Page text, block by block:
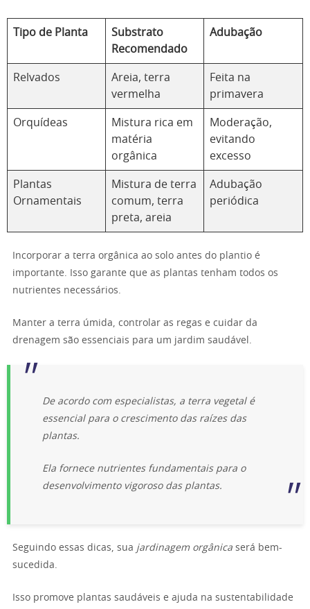
Tipo de Planta
Substrato
Recomendado
Adubação
Relvados
Areia, terra
vermelha
Feita na
primavera
Orquídeas
Mistura rica em
matéria
orgânica
Moderação,
evitando
excesso
Plantas
Ornamentais
Mistura de terra
comum, terra
preta, areia
Adubação
periódica
Incorporar a terra orgânica ao solo antes do plantio é
importante. Isso garante que as plantas tenham todos os
nutrientes necessários.
Manter a terra úmida, controlar as regas e cuidar da
drenagem são essenciais para um jardim saudável.
De acordo com especialistas, a terra vegetal é
essencial para o crescimento das raízes das
plantas.
Ela fornece nutrientes fundamentais para o
desenvolvimento vigoroso das plantas.
Seguindo essas dicas, sua jardinagem orgânica será bem-
sucedida.
Isso promove plantas saudáveis e ajuda na sustentabilidade